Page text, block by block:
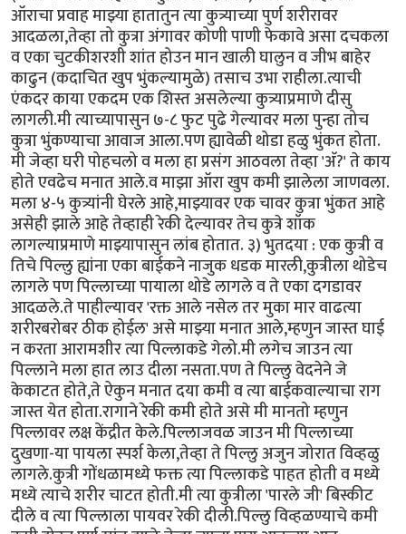
ऑराचा प्रवाह माझ्या हातातुन त्या कुत्र्याच्या पुर्ण शरीरावर
आदळला,तेव्हा तो कुत्रा अंगावर कोणी पाणी फेकावे असा दचकला
व एका चुटकीशरशी शांत होउन मान खाली घालुन व जीभ बाहेर
काढुन (कदाचित खुप भुंकल्यामुळे) तसाच उभा राहीला.त्याची
एंकदर काया एकदम एक शिस्त असलेल्या कुत्र्याप्रमाणे दीसु
लागली.मी त्याच्यापासुन ७-८ फुट पुढे गेल्यावर मला पुन्हा तोच
कुत्रा भुंकण्याचा आवाज आला.पण ह्यावेळी थोडा हळु भुंकत होता.
मी जेव्हा घरी पोहचलो व मला हा प्रसंग आठवला तेव्हा 'अ‍ॅ?' ते काय
होते एवढेच मनात आले.व माझा ऑरा खुप कमी झालेला जाणवला.
मला ४-५ कुत्र्यांनी घेरले आहे,माझ्यावर एक चावर कुत्रा भुंकत आहे
असेही झाले आहे तेव्हाही रेकी देल्यावर तेच कुत्रे शॉक
लागल्याप्रमाणे माझ्यापासुन लांब होतात. ३) भुतदया : एक कुत्री व
तिचे पिल्लु ह्यांना एका बाईकने नाजुक धडक मारली,कुत्रीला थोडेच
लागले पण पिल्लाच्या पायाला थोडे लागले व ते एका दगडावर
आदळले.ते पाहील्यावर 'रक्त आले नसेल तर मुका मार वाढत्या
शरीरबरोबर ठीक होईल' असे माझ्या मनात आले,म्हणुन जास्त घाई
न करता आरामशीर त्या पिल्लाकडे गेलो.मी लगेच जाउन त्या
पिल्लाने मला हात लाउ दीला नसता.पण ते पिल्लु वेदनेने जे
केकाटत होते,ते ऐकुन मनात दया कमी व त्या बाईकवाल्याचा राग
जास्त येत होता.रागाने रेकी कमी होते असे मी मानतो म्हणुन
पिल्लावर लक्ष केंद्रीत केले.पिल्लाजवळ जाउन मी पिल्लाच्या
दुखणा-या पायला स्पर्श केला,तेव्हा ते पिल्लु अजुन जोरात विव्हळु
लागले.कुत्री गोंधळामध्ये फक्त त्या पिल्लाकडे पाहत होती व मध्ये
मध्ये त्याचे शरीर चाटत होती.मी त्या कुत्रीला 'पारले जी' बिस्कीट
दीले व त्या पिल्लाला पायवर रेकी दीली.पिल्लु विव्हळण्याचे कमी